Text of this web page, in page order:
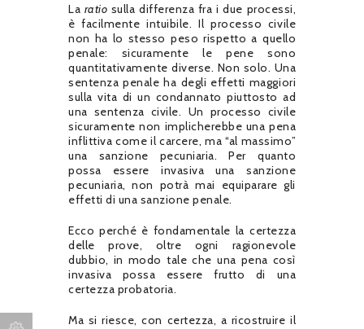
La ratio sulla differenza fra i due processi,
è facilmente intuibile. Il processo civile
non ha lo stesso peso rispetto a quello
penale: sicuramente le pene sono
quantitativamente diverse. Non solo. Una
sentenza penale ha degli effetti maggiori
sulla vita di un condannato piuttosto ad
una sentenza civile. Un processo civile
sicuramente non implicherebbe una pena
inflittiva come il carcere, ma “al massimo”
una sanzione pecuniaria. Per quanto
possa essere invasiva una sanzione
pecuniaria, non potrà mai equiparare gli
effetti di una sanzione penale.
Ecco perché è fondamentale la certezza
delle prove, oltre ogni ragionevole
dubbio, in modo tale che una pena così
invasiva possa essere frutto di una
certezza probatoria.
Ma si riesce, con certezza, a ricostruire il